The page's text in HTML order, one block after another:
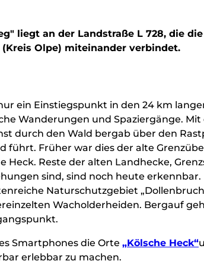
liegt an der Landstraße L 728, die
Olpe) miteinander verbindet.
ein Einstiegspunkt in den 24 km
Wanderungen und Spaziergänge. Mit
durch den Wald bergab über den
führt. Früher war dies der alte
Heck. Reste der alten Landhecke,
sind, sind noch heute erkennbar.
Naturschutzgebiet
Wacholderheiden. Bergauf
Smartphones die Orte „Kölsche Heck“
erlebbar zu machen.